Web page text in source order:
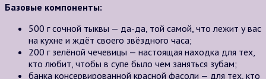
Базовые компоненты:
500 г сочной тыквы — да-да, той самой, что лежит у вас
на кухне и ждёт своего звёздного часа;
200 г зелёной чечевицы — настоящая находка для тех,
кто любит, чтобы в супе было чем заняться зубам;
банка консервированной красной фасоли — для тех, кто